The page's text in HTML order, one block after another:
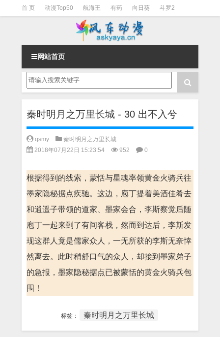
首 页 动漫Top50 航海王 有药 向日葵 斗罗2
一拳超人 柯南 阴阳师
网站首页
秦时明月之万里长城 - 30 出不入兮
qsmy
秦时明月之万里长城
2018年07月22日 15:23:54
952 0
根据得到的线索，蒙恬与星魂率领黄金火骑兵往
墨家隐秘据点疾驰。这边，庖丁提着美酒佳肴去
和逍遥子带领的道家、墨家会合，李斯察觉后随
庖丁一起来到了有间客栈，然而到达后，李斯发
现这群人竟是儒家众人，一无所获的李斯无奈悻
然离去。此时稍舒口气的众人，却接到墨家弟子
的急报，墨家隐秘据点已被蒙恬的黄金火骑兵包
围！
标签： 秦时明月之万里长城